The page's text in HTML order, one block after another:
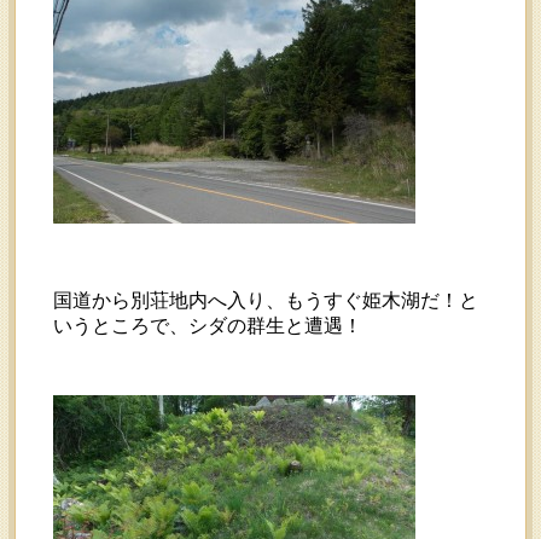
国道から別荘地内へ入り、もうすぐ姫木湖だ！と
いうところで、シダの群生と遭遇！